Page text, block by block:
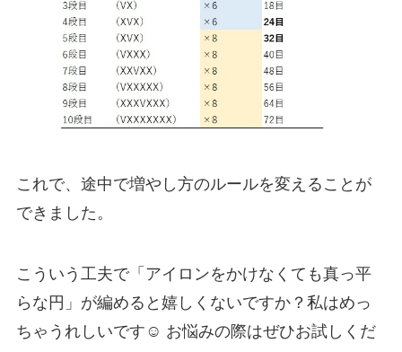
これで、途中で増やし方のルールを変えることが
できました。
こういう工夫で「アイロンをかけなくても真っ平
らな円」が編めると嬉しくないですか？私はめっ
ちゃうれしいです☺ お悩みの際はぜひお試しくだ